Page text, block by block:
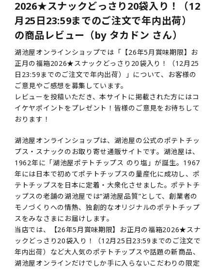
2026★スナックどっさり20袋入り！（12
月25日23:59までのご注文で年内出荷）
の商品レビュー（by タカドン さん）
湖池屋オンラインショップでは「【26年5月賞味期限】お
正月の福箱2026★スナックどっさり20袋入り！（12月25
日23:59までのご注文で年内出荷）」について、お客様の
ご意見やご感想を募集しています。
レビューを投稿いただき、本サイトに掲載された方にはコ
イケヤポイントをプレゼント！皆様のご意見をお待ちして
おります！
湖池屋オンラインショップは、湖池屋の公式のポテトチッ
プス・スナックのお取り寄せ通販サイトです。湖池屋は、
1962年に「湖池屋ポテトチップス のり塩」が誕生。1967
年には日本で初めてポテトチップスの量産化に成功し、ポ
テトチップスを日本に定着・大衆化させました。ポテトチ
ップスの老舗の湖池屋では“湖池屋品質”として、創業者の
モノづくりへの情熱、独創的なオリジナルのポテトチップ
スをみなさまにお届けします。
当店では、【26年5月賞味期限】お正月の福箱2026★スナ
ックどっさり20袋入り！（12月25日23:59までのご注文で
年内出荷）など大人気のポテトチップスや話題の新商品、
湖池屋オンラインだけでしか手に入らないこだわりの限定